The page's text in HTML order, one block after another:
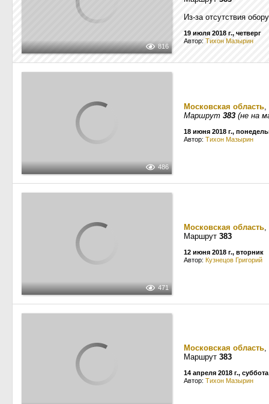
816
Из-за отсутствия
19 июля 2018 г., четверг
Автор: Тихон Мазырин
486
Московская область,
Маршрут 383 (не на
18 июня 2018 г.,
Автор: Тихон Мазырин
471
Московская область,
Маршрут 383
12 июня 2018 г., вторник
Автор: Кузнецов Григорий
Московская область,
Маршрут 383
14 апреля 2018 г., суббота
Автор: Тихон Мазырин